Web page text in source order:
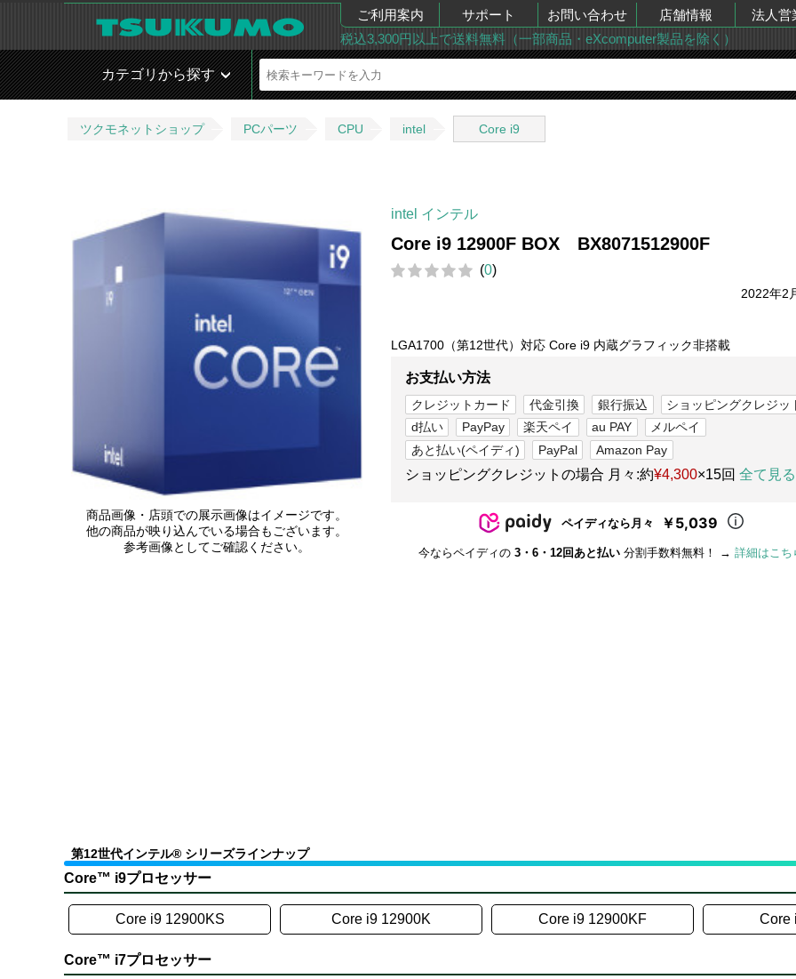
ご利用案内 サポート お問い合わせ 店舗情報
法人営
税込3,300円以上で送料無料（一部商品・eXcomputer製品を除く）
カテゴリから探す
ツクモネットショップ PCパーツ CPU intel Core i9
商品画像・店頭での展示画像はイメージです。
他の商品が映り込んでいる場合もございます。
参考画像としてご確認ください。
intel インテル
Core i9 12900F BOX BX8071512900F
(0)
2022年2
LGA1700（第12世代）対応 Core i9 内蔵グラフィック非搭載
お支払い方法
クレジットカード 代金引換 銀行振込
ショッピングクレジッ
d払い
PayPay 楽天ペイ au PAY
メルペイ
あと払い(ペイディ)
PayPal Amazon Pay
ショッピングクレジットの場合 月々:約¥4,300×15回 全て見る
ペイディなら月々 ￥5,039
今ならペイディの 3・6・12回あと払い 分割手数料無料！ → 詳細はこち
第12世代インテル® シリーズラインナップ
Core™ i9プロセッサー
Core i9 12900KS Core i9 12900K Core i9 12900KF Core
Core™ i7プロセッサー